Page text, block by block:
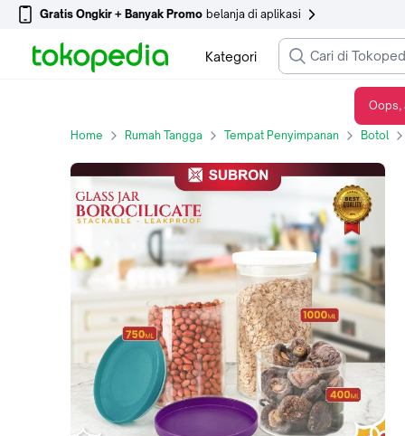
Gratis Ongkir + Banyak Promo belanja di aplikasi
Kategori
Home Rumah Tangga Tempat Penyimpanan Botol
Oops,